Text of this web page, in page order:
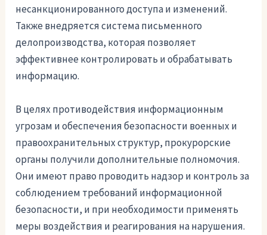
несанкционированного доступа и изменений.
Также внедряется система письменного
делопроизводства, которая позволяет
эффективнее контролировать и обрабатывать
информацию.
В целях противодействия информационным
угрозам и обеспечения безопасности военных и
правоохранительных структур, прокурорские
органы получили дополнительные полномочия.
Они имеют право проводить надзор и контроль за
соблюдением требований информационной
безопасности, и при необходимости применять
меры воздействия и реагирования на нарушения.